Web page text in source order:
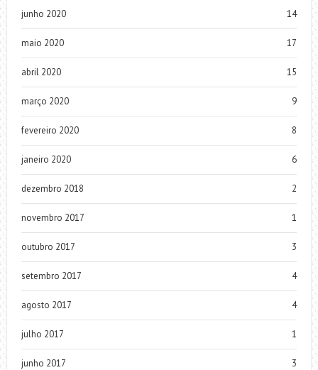
junho 2020 14
maio 2020 17
abril 2020 15
março 2020 9
fevereiro 2020 8
janeiro 2020 6
dezembro 2018 2
novembro 2017 1
outubro 2017 3
setembro 2017 4
agosto 2017 4
julho 2017 1
junho 2017 3